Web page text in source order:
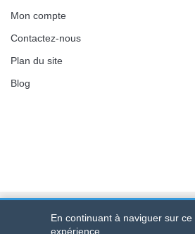
Mon compte
Contactez-nous
Plan du site
Blog
Bracelet-de-montre.com© 2026
En continuant à naviguer sur
expérience.